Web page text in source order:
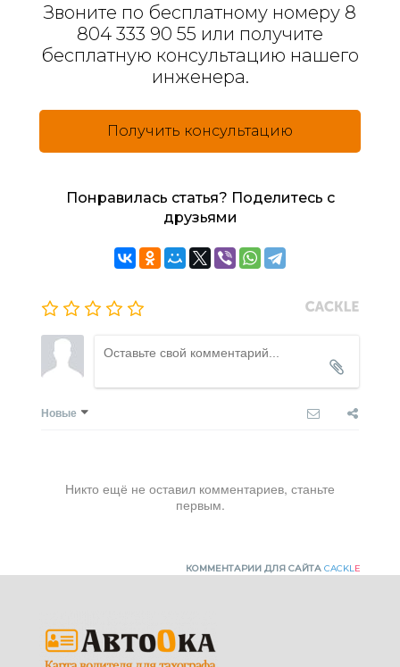
Звоните по бесплатному номеру 8
804 333 90 55 или получите
бесплатную консультацию нашего
инженера.
Получить консультацию
Понравилась статья? Поделитесь с
друзьями
Новые
Никто ещё не оставил комментариев, станьте
первым.
КОММЕНТАРИИ ДЛЯ САЙТА CACKL E